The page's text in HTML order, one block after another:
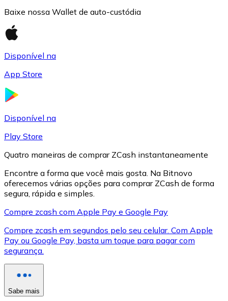
XRP
XRP
Ver tudo
Baixe nossa Wallet de auto-custódia
Disponível na
App Store
Disponível na
Play Store
Quatro maneiras de comprar ZCash instantaneamente
Encontre a forma que você mais gosta. Na Bitnovo
oferecemos várias opções para comprar ZCash de forma
segura, rápida e simples.
Compre zcash com Apple Pay e Google Pay
Compre zcash em segundos pelo seu celular. Com Apple
Pay ou Google Pay, basta um toque para pagar com
segurança.
Sabe mais